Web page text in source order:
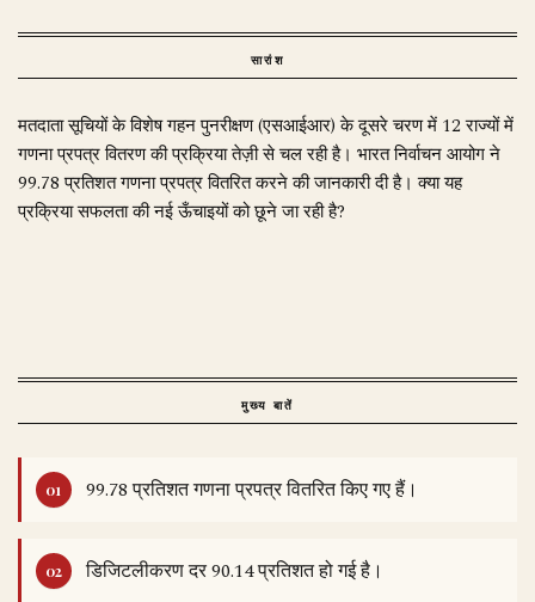
सारांश
मतदाता सूचियों के विशेष गहन पुनरीक्षण (एसआईआर) के दूसरे चरण में 12 राज्यों में
गणना प्रपत्र वितरण की प्रक्रिया तेज़ी से चल रही है। भारत निर्वाचन आयोग ने
99.78 प्रतिशत गणना प्रपत्र वितरित करने की जानकारी दी है। क्या यह
प्रक्रिया सफलता की नई ऊँचाइयों को छूने जा रही है?
मुख्य बातें
99.78 प्रतिशत गणना प्रपत्र वितरित किए गए हैं।
डिजिटलीकरण दर 90.14 प्रतिशत हो गई है।